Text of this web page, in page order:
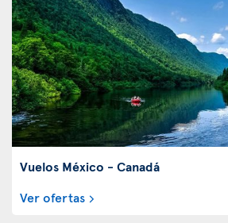
Vuelos México - Canadá
Ver ofertas